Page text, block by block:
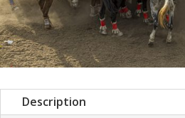
Description